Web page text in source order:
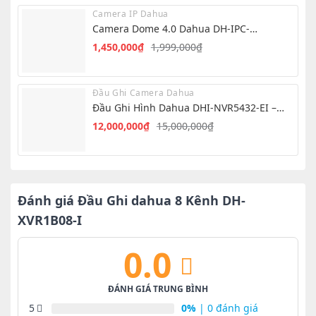
là:
999,000₫.
tại
là:
Camera IP Dahua
Camera Dome 4.0 Dahua DH-IPC-
HDW1439V-A-IL1,999,000₫
Giá
là:
1,999,000₫.
1,450,000₫
Giá
tại
là:
Đầu Ghi Camera Dahua
Đầu Ghi Hình Dahua DHI-NVR5432-EI –
NVR 32 Kênh AI15,000,000₫
Giá
12,000,000₫
Giá
12,000,000₫.
Đánh giá Đầu Ghi dahua 8 Kênh DH-
XVR1B08-I
0.0
ĐÁNH GIÁ TRUNG BÌNH
5 0% | 0 đánh giá